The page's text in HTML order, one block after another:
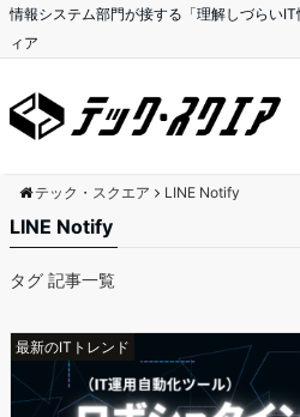
情報システム部門が接する「理解しづらい
ィア
テック・スクエア LINE Notify
LINE Notify
タグ 記事一覧
最新のITトレンド